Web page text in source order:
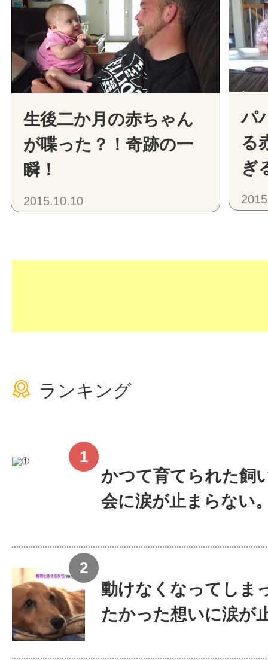
生後二か月の赤ちゃん
が喋った？！奇跡の一
瞬！
2015.10.10
パ
る
ぎ
ランキング
かつて育てられた飼
会に涙が止まらない
動けなくなってしま
たかった想いに涙が